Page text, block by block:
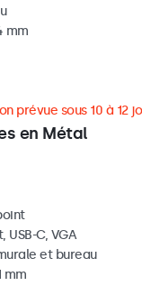
mm
en Métal
prévue sous 10 à 12
USB-C, VGA
et bureau
mm